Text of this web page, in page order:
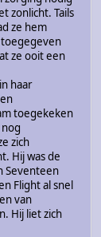
zonlicht. Tails
ze hem
ze ooit een
haar
toegekeken
zich
Hij was de
Seventeen
Flight al snel
van
Hij liet zich